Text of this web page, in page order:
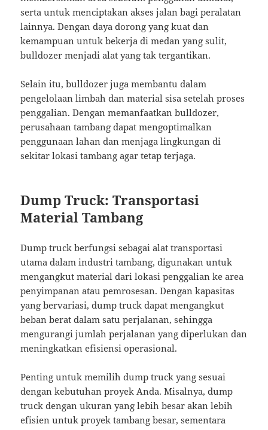
serta untuk menciptakan akses jalan bagi peralatan
lainnya. Dengan daya dorong yang kuat dan
kemampuan untuk bekerja di medan yang sulit,
bulldozer menjadi alat yang tak tergantikan.
Selain itu, bulldozer juga membantu dalam
pengelolaan limbah dan material sisa setelah proses
penggalian. Dengan memanfaatkan bulldozer,
perusahaan tambang dapat mengoptimalkan
penggunaan lahan dan menjaga lingkungan di
sekitar lokasi tambang agar tetap terjaga.
Dump Truck: Transportasi
Material Tambang
Dump truck berfungsi sebagai alat transportasi
utama dalam industri tambang, digunakan untuk
mengangkut material dari lokasi penggalian ke area
penyimpanan atau pemrosesan. Dengan kapasitas
yang bervariasi, dump truck dapat mengangkut
beban berat dalam satu perjalanan, sehingga
mengurangi jumlah perjalanan yang diperlukan dan
meningkatkan efisiensi operasional.
Penting untuk memilih dump truck yang sesuai
dengan kebutuhan proyek Anda. Misalnya, dump
truck dengan ukuran yang lebih besar akan lebih
efisien untuk proyek tambang besar, sementara